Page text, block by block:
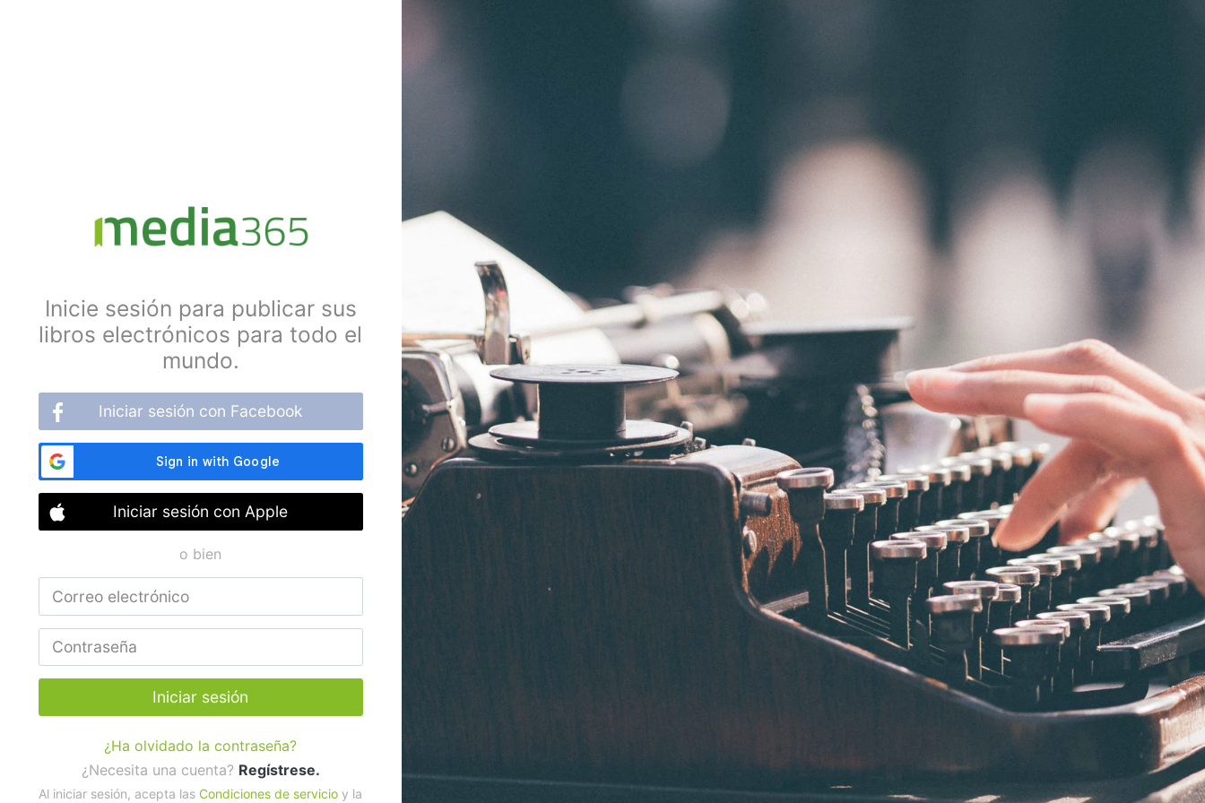
Inicie sesión para publicar sus
libros electrónicos para todo el
mundo.
Iniciar sesión con Facebook
Iniciar sesión con Apple
o bien
Iniciar sesión
¿Ha olvidado la contraseña?
¿Necesita una cuenta? Regístrese.
Al iniciar sesión, acepta las Condiciones de servicio y la